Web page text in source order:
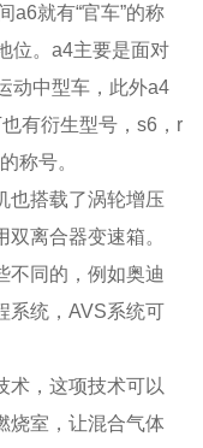
a6就有“官车”的称
位。a4主要是面对
动中型车，此外a4
有衍生型号，s6，r
称号。
也搭载了涡轮增压
离合器变速箱。
不同的，例如奥迪
系统，AVS系统可
术，这项技术可以
烧室，让混合气体